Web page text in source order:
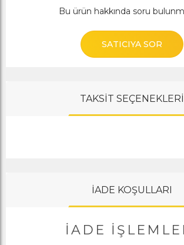
Bu ürün hakkında soru
SATICIYA SOR
TAKSİT SEÇENEKLERİ
İADE KOŞULLARI
İADE